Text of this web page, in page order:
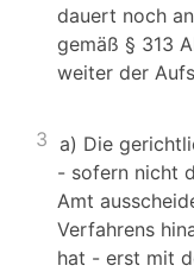
dauert noch
gemäß § 313
weiter der
3 a) Die
- sofern nicht
Amt
Verfahrens
hat - erst mit